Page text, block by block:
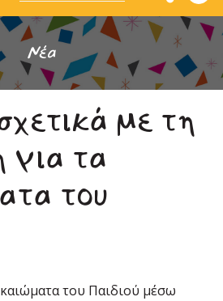
Νέα
με τη
τα
του
του Παιδιού μέσω